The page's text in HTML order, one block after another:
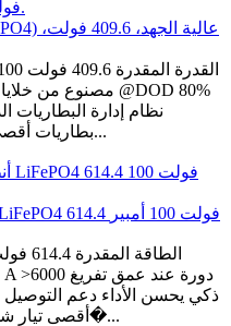
بطاريات أقصى تيار شحن وتفريغ 100 أمبير شاش...
أقصى تيار شحن وتفريغ 50 أمبير شاشة للمراقب�...